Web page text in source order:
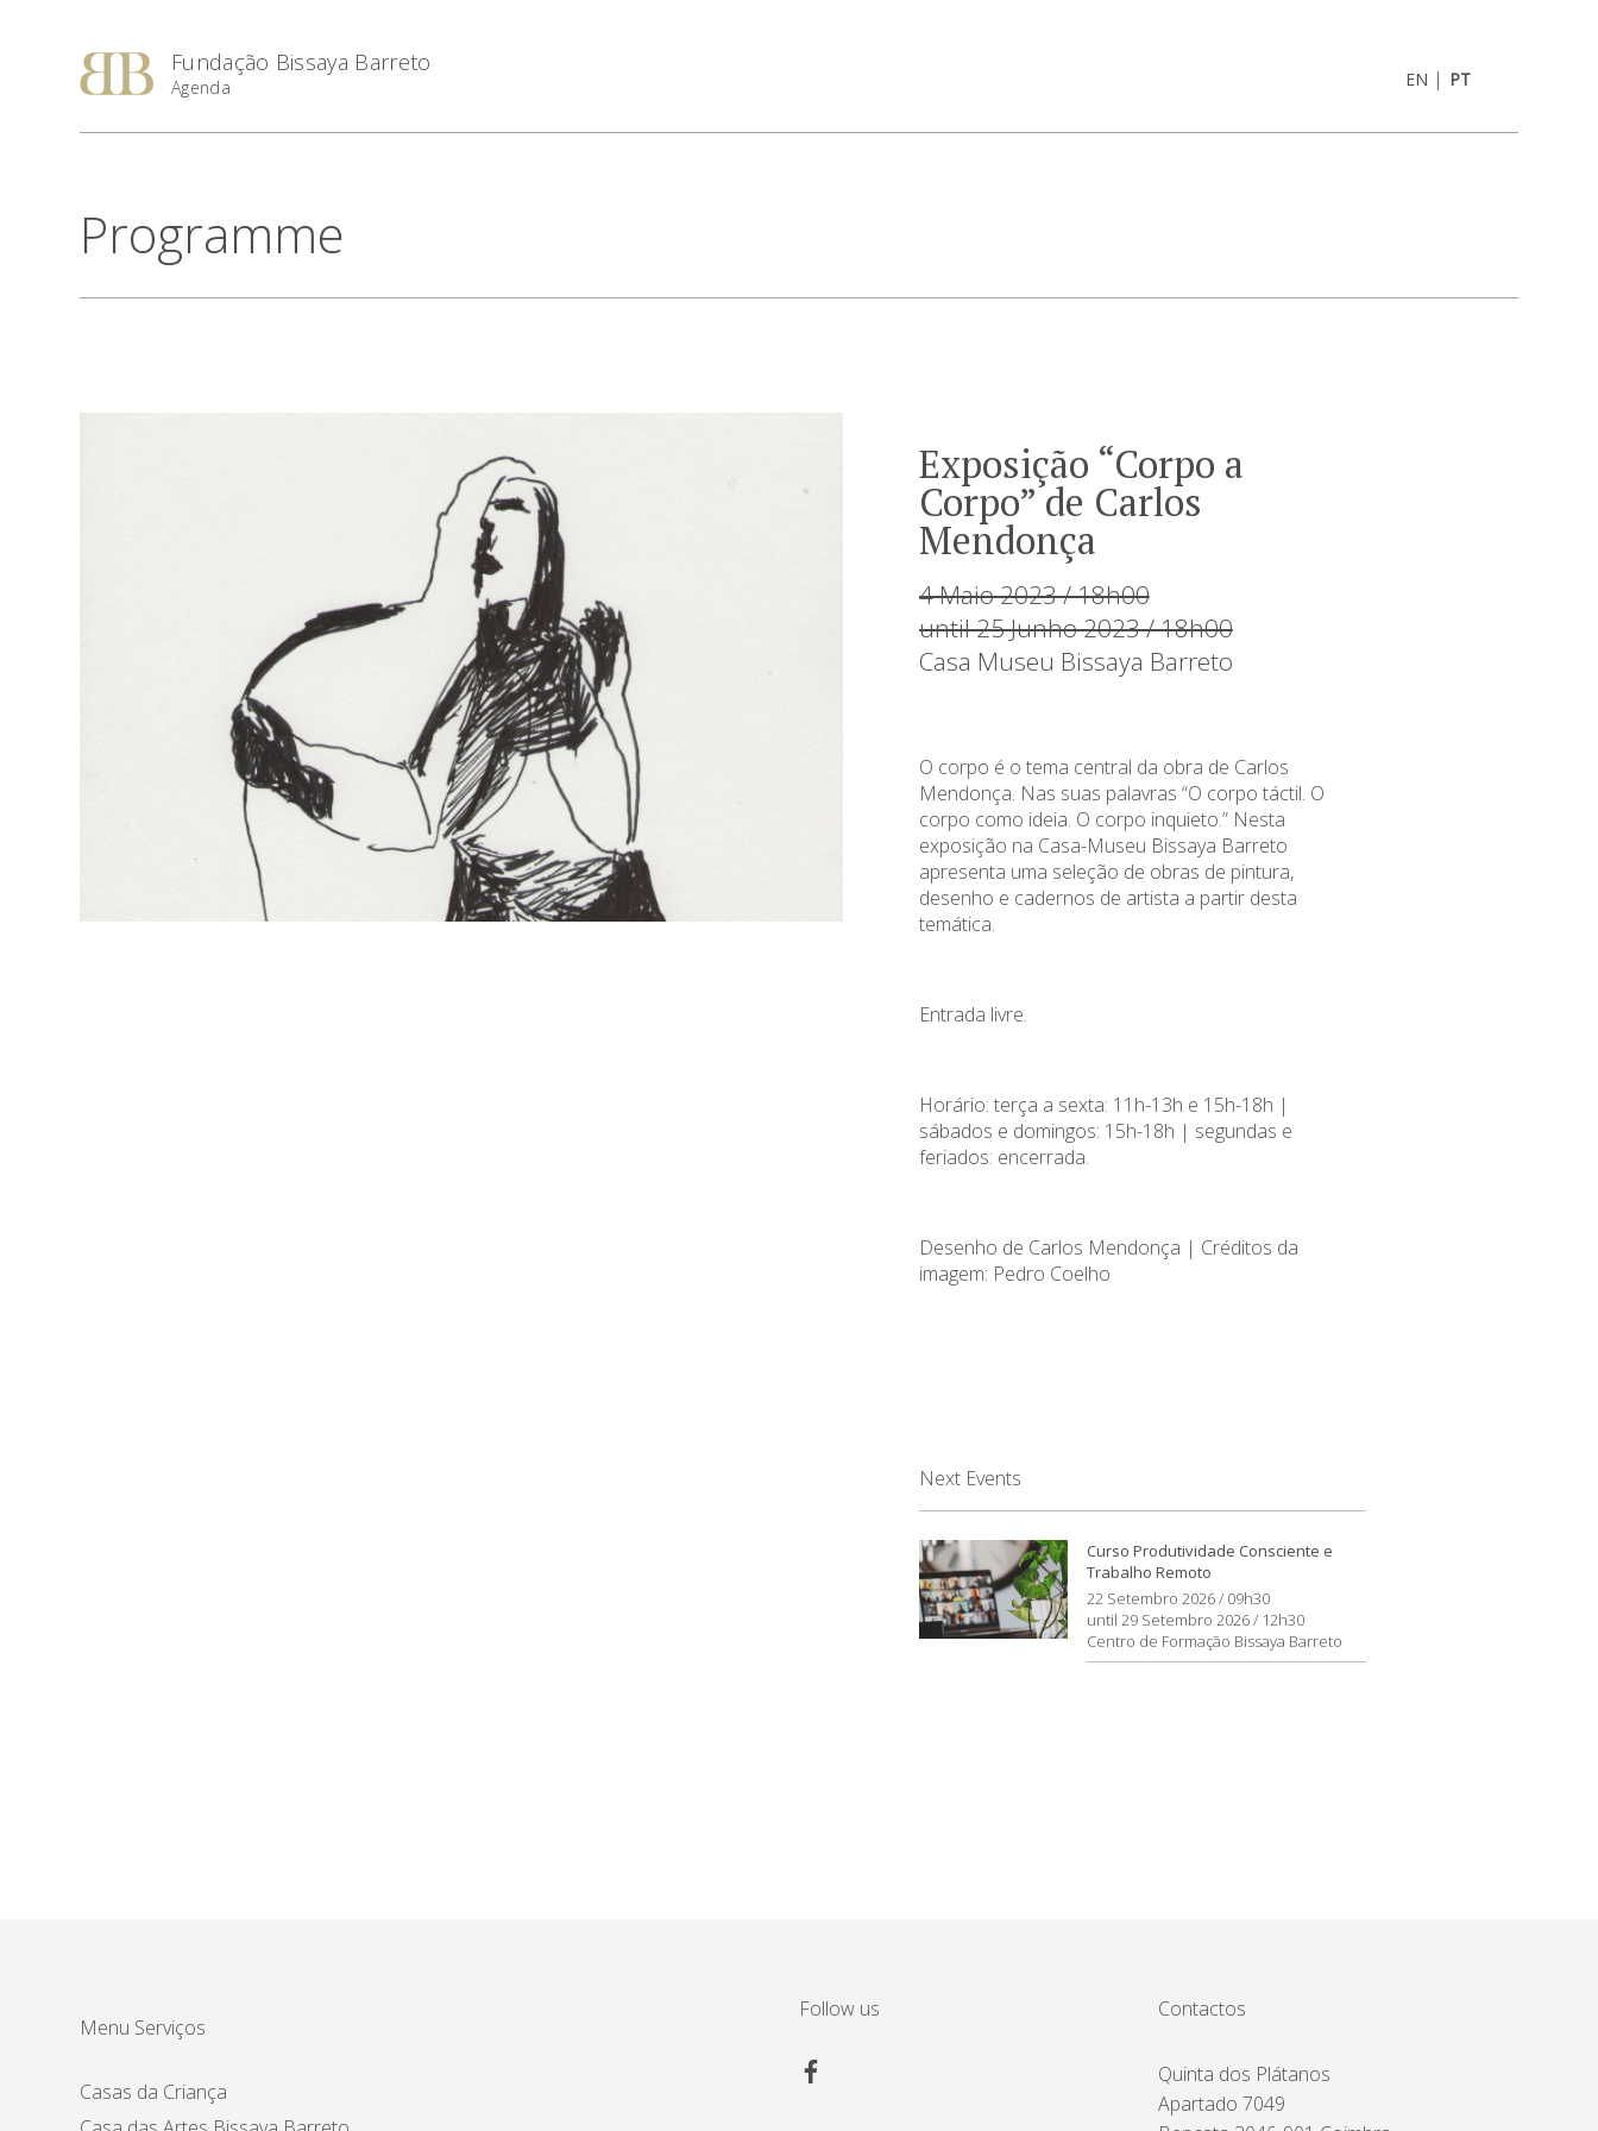
Fundação Bissaya Barreto
Agenda EN | PT
Programme
Exposição “Corpo a
Corpo” de Carlos
Mendonça
4 Maio 2023 / 18h00
until 25 Junho 2023 / 18h00
Casa Museu Bissaya Barreto
O corpo é o tema central da obra de Carlos
Mendonça. Nas suas palavras “O corpo táctil. O
corpo como ideia. O corpo inquieto.” Nesta
exposição na Casa-Museu Bissaya Barreto
apresenta uma seleção de obras de pintura,
desenho e cadernos de artista a partir desta
temática.
Entrada livre.
Horário: terça a sexta: 11h-13h e 15h-18h |
sábados e domingos: 15h-18h | segundas e
feriados: encerrada.
Desenho de Carlos Mendonça | Créditos da
imagem: Pedro Coelho
Next Events
Curso Produtividade Consciente e
Trabalho Remoto
22 Setembro 2026 / 09h30
until 29 Setembro 2026 / 12h30
Centro de Formação Bissaya Barreto
Menu Serviços
Casas da Criança
Follow us Contactos
Quinta dos Plátanos
Apartado 7049